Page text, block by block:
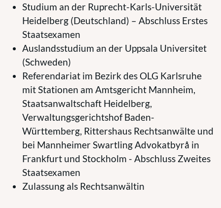
Studium an der Ruprecht-Karls-Universität
Heidelberg (Deutschland) – Abschluss Erstes
Staatsexamen
Auslandsstudium an der Uppsala Universitet
(Schweden)
Referendariat im Bezirk des OLG Karlsruhe
mit Stationen am Amtsgericht Mannheim,
Staatsanwaltschaft Heidelberg,
Verwaltungsgerichtshof Baden-
Württemberg, Rittershaus Rechtsanwälte und
bei Mannheimer Swartling Advokatbyrå in
Frankfurt und Stockholm - Abschluss Zweites
Staatsexamen
Zulassung als Rechtsanwältin